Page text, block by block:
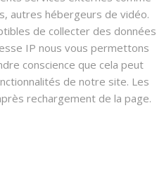
autres hébergeurs de vidéo.
de collecter des données
IP nous vous permettons
conscience que cela peut
de notre site. Les
rechargement de la page.